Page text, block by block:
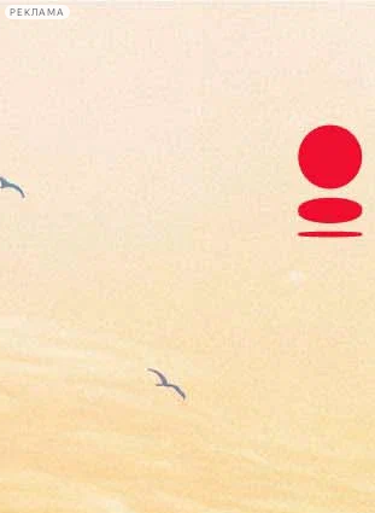
РЕКЛАМА
лекции
книги